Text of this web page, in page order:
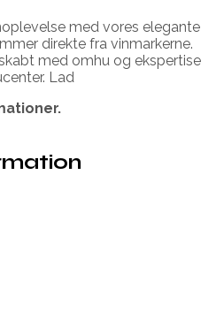
med vores elegante
direkte fra vinmarkerne.
med omhu og ekspertise
Lad